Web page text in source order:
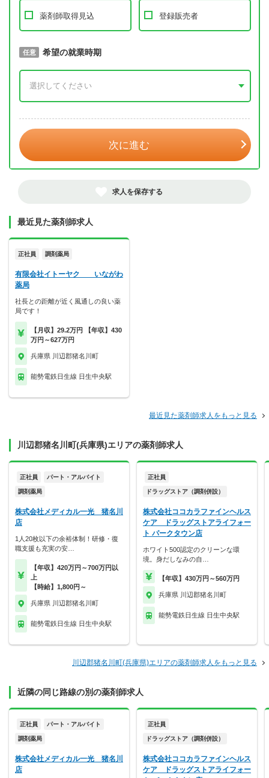
薬剤師取得見込 登録販売者
必須 取得予定年
任意 希望の就業時期
次に進む
求人を保存する
最近見た薬剤師求人
正社員 調剤薬局
有限会社イトーヤク いながわ
薬局
社長との距離が近く風通しの良い薬
局です！
【月収】29.2万円 【年収】430
万円～627万円
兵庫県 川辺郡猪名川町
能勢電鉄日生線 日生中央駅
最近見た薬剤師求人をもっと見る
川辺郡猪名川町(兵庫県)エリアの薬剤師求人
正社員 パート・アルバイト
調剤薬局
株式会社メディカル一光 猪名川
店
1人20枚以下の余裕体制！研修・復
職支援も充実の安…
【年収】420万円～700万円以
上
【時給】1,800円～
兵庫県 川辺郡猪名川町
能勢電鉄日生線 日生中央駅
正社員
ドラッグストア（調剤併設）
株式会社ココカラファインヘルス
ケア ドラッグストアライフォー
ト パークタウン店
ホワイト500認定のクリーンな環
境。身だしなみの自…
【年収】430万円～560万円
兵庫県 川辺郡猪名川町
能勢電鉄日生線 日生中央駅
川辺郡猪名川町(兵庫県)エリアの薬剤師求人をもっと見る
近隣の同じ路線の別の薬剤師求人
正社員 パート・アルバイト
調剤薬局
株式会社メディカル一光 猪名川
店
正社員
ドラッグストア（調剤併設）
株式会社ココカラファインヘルス
ケア ドラッグストアライフォー